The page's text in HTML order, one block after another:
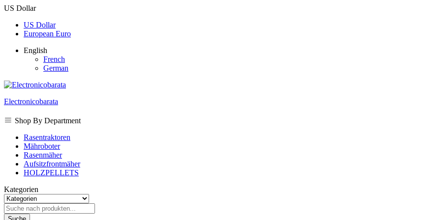
US Dollar
US Dollar
European Euro
English
French
German
Electronicobarata
Shop By Department
Rasentraktoren
Mähroboter
Rasenmäher
Aufsitzfrontmäher
HOLZPELLETS
Kategorien